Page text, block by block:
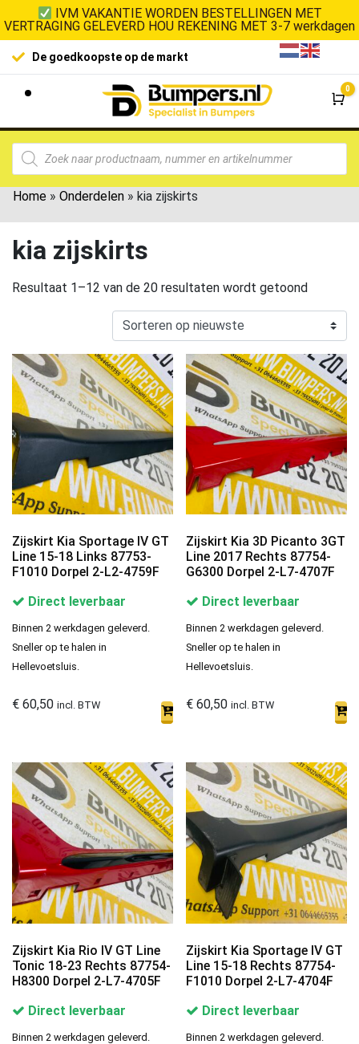
IVM VAKANTIE WORDEN BESTELLINGEN MET
VERTRAGING GELEVERD HOU REKENING MET 3-7 werkdagen
De goedkoopste op de markt
0
Home » Onderdelen » kia zijskirts
kia zijskirts
Resultaat 1–12 van de 20 resultaten wordt getoond
Zijskirt Kia Sportage IV GT
Line 15-18 Links 87753-
F1010 Dorpel 2-L2-4759F
Direct leverbaar
Binnen 2 werkdagen geleverd.
Sneller op te halen in
Hellevoetsluis.
€ 60,50 incl. BTW
Zijskirt Kia 3D Picanto 3GT
Line 2017 Rechts 87754-
G6300 Dorpel 2-L7-4707F
Direct leverbaar
Binnen 2 werkdagen geleverd.
Sneller op te halen in
Hellevoetsluis.
€ 60,50 incl. BTW
Zijskirt Kia Rio IV GT Line
Tonic 18-23 Rechts 87754-
H8300 Dorpel 2-L7-4705F
Direct leverbaar
Binnen 2 werkdagen geleverd.
Zijskirt Kia Sportage IV GT
Line 15-18 Rechts 87754-
F1010 Dorpel 2-L7-4704F
Direct leverbaar
Binnen 2 werkdagen geleverd.